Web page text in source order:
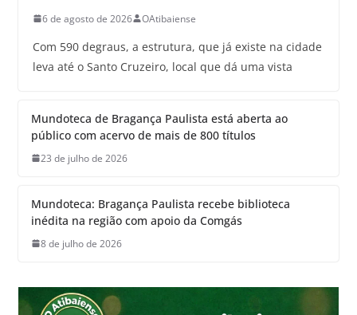
6 de agosto de 2026 OAtibaiense
Com 590 degraus, a estrutura, que já existe na cidade
leva até o Santo Cruzeiro, local que dá uma vista
Mundoteca de Bragança Paulista está aberta ao
público com acervo de mais de 800 títulos
23 de julho de 2026
Mundoteca: Bragança Paulista recebe biblioteca
inédita na região com apoio da Comgás
8 de julho de 2026